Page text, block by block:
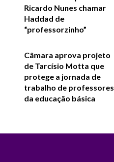
Ricardo Nunes chamar
Haddad de
“professorzinho”
Câmara aprova projeto
de Tarcísio Motta que
protege a jornada de
trabalho de professores
da educação básica